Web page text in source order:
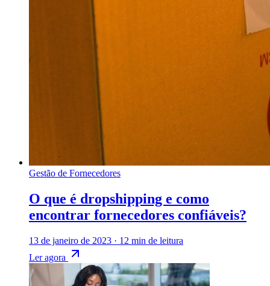
Gestão de Fornecedores
O que é dropshipping e como
encontrar fornecedores confiáveis?
13 de janeiro de 2023 · 12 min de leitura
Ler agora